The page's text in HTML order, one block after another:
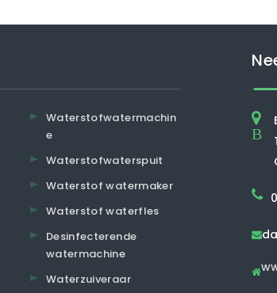
Waterstofwatermachin
e
Waterstofwaterspuit
Waterstof watermaker
Waterstof waterfles
Desinfecterende
watermachine
Waterzuiveraar
B

